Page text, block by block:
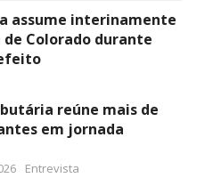
assume interinamente
Colorado durante
reúne mais de
em jornada
Entrevista